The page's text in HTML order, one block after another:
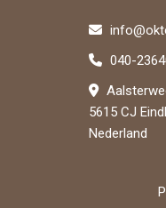
040-
5615 CJ
Nederland